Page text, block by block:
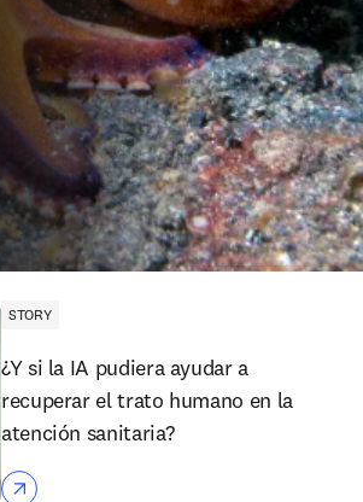
STORY
¿Y si la IA pudiera ayudar a
recuperar el trato humano en la
atención sanitaria?